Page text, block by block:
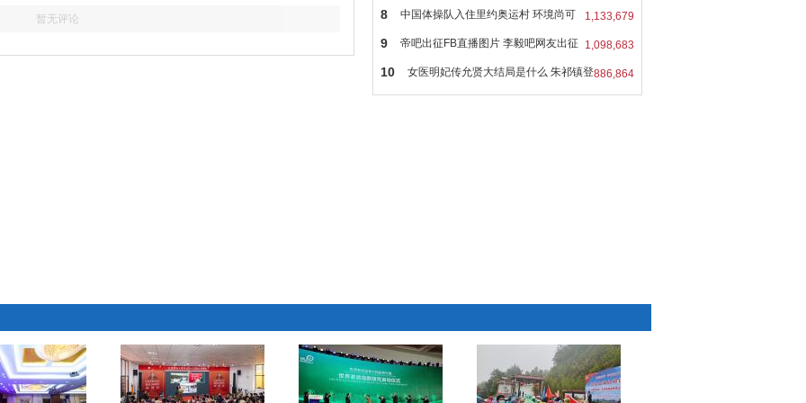
暂无评论 菡 1,133,679
8 中国体操队入住里约奥运村 环境尚可
但 1,098,683
9 帝吧出征FB直播图片 李毅吧网友出征
脸 886,864
10 女医明妃传允贤大结局是什么 朱祁镇登